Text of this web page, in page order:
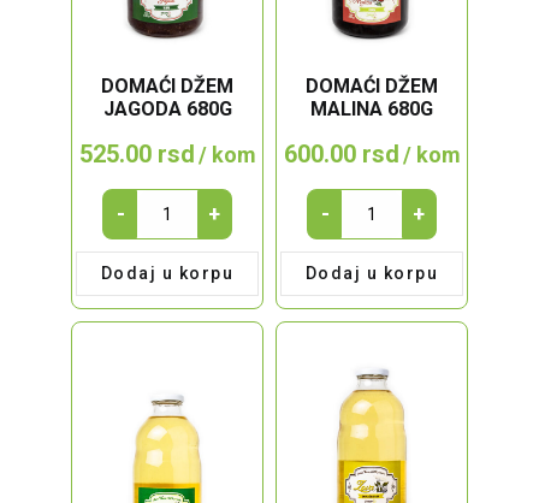
DOMAĆI DŽEM
JAGODA 680G
525.00 rsd/ kom
DOMAĆI
DŽEM
JAGODA
680g
quantity
- +
Dodaj u korpu
DOMAĆI DŽEM
MALINA 680G
600.00 rsd/ kom
DOMAĆI
DŽEM
MALINA
680g
quantity
- +
Dodaj u korpu